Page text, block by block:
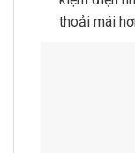
thoải mái